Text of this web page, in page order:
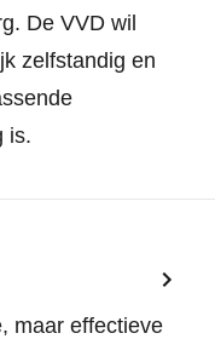
De VVD wil
zelfstandig en
is.
maar effectieve